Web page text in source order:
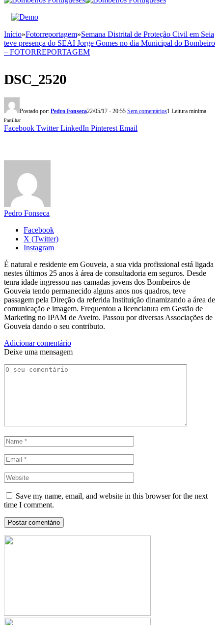
Início»Fotorreportagem»Semana Distrital de Proteção Civil em Seia
teve presença do SEAI Jorge Gomes no dia Municipal do Bombeiro
– FOTORREPORTAGEM
DSC_2520
Postado por: Pedro Fonseca22/05/17 - 20:55 Sem comentários1 Leitura mínima
Partilhar
Facebook Twitter LinkedIn Pinterest Email
Pedro Fonseca
Facebook
X (Twitter)
Instagram
É natural e residente em Gouveia, a sua vida profissional está ligada
nestes últimos 25 anos à área de consultadoria em seguros. Desde
tenra idade ingressou nas camadas jovens dos Bombeiros de
Gouveia tendo permanecido alguns anos nos quadros, teve
passagem pela Direção da referida Instituição dinamizando a área de
comunicação e imagem. Frequentou a licenciatura em Gestão de
Marketing no IPAM de Aveiro. Passou por diversas Associações de
Gouveia dando o seu contributo.
Adicionar comentário
Deixe uma mensagem
Save my name, email, and website in this browser for the next
time I comment.